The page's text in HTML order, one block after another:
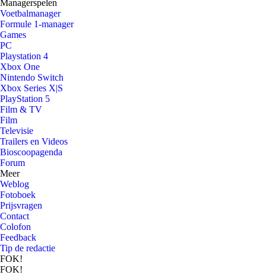
Managerspelen
Voetbalmanager
Formule 1-manager
Games
PC
Playstation 4
Xbox One
Nintendo Switch
Xbox Series X|S
PlayStation 5
Film & TV
Film
Televisie
Trailers en Videos
Bioscoopagenda
Forum
Meer
Weblog
Fotoboek
Prijsvragen
Contact
Colofon
Feedback
Tip de redactie
FOK!
FOK!